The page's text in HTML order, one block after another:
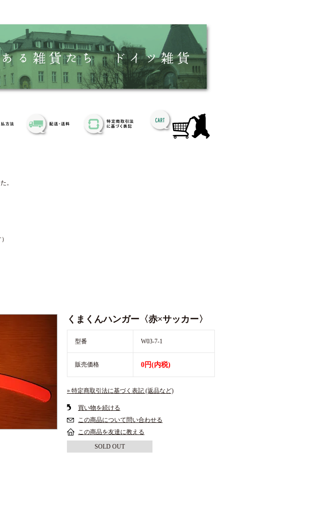
。
くまくんハンガー〈赤×サッカー〉
型番 W03-7-1
販売価格 0円(内税)
» 特定商取引法に基づく表記 (返品など)
買い物を続ける
この商品について問い合わせる
この商品を友達に教える
SOLD OUT